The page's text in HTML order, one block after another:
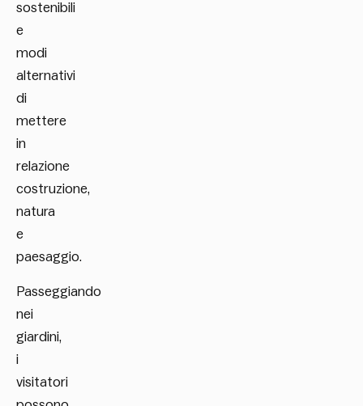
sostenibili
e
modi
alternativi
di
mettere
in
relazione
costruzione,
natura
e
paesaggio.
Passeggiando
nei
giardini,
i
visitatori